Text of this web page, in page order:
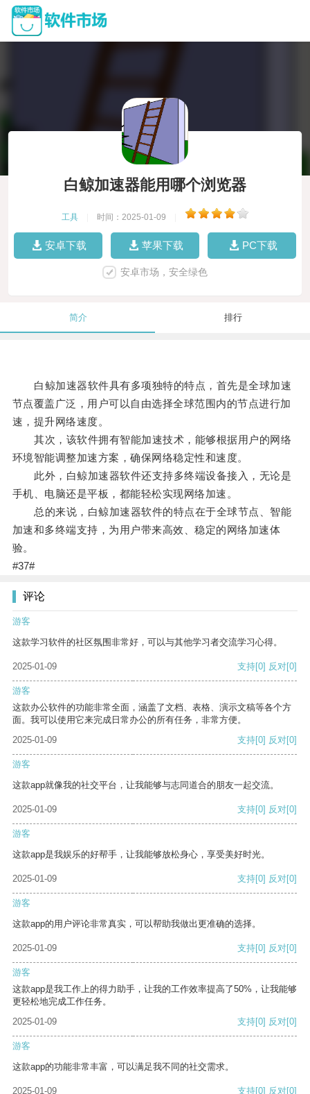
白鲸加速器能用哪个浏览器
工具 时间：2025-01-09
安卓下载 苹果下载 PC下载
安卓市场，安全绿色
简介 排行
白鲸加速器软件具有多项独特的特点，首先是全球加速
节点覆盖广泛，用户可以自由选择全球范围内的节点进行加
速，提升网络速度。
其次，该软件拥有智能加速技术，能够根据用户的网络
环境智能调整加速方案，确保网络稳定性和速度。
此外，白鲸加速器软件还支持多终端设备接入，无论是
手机、电脑还是平板，都能轻松实现网络加速。
总的来说，白鲸加速器软件的特点在于全球节点、智能
加速和多终端支持，为用户带来高效、稳定的网络加速体
验。
#37#
评论
游客
这款学习软件的社区氛围非常好，可以与其他学习者交流学习心得。
2025-01-09 支持[0] 反对[0]
游客
这款办公软件的功能非常全面，涵盖了文档、表格、演示文稿等各个方
面。我可以使用它来完成日常办公的所有任务，非常方便。
2025-01-09
支持[0] 反对[0]
游客
这款app就像我的社交平台，让我能够与志同道合的朋友一起交流。
2025-01-09 支持[0] 反对[0]
游客
这款app是我娱乐的好帮手，让我能够放松身心，享受美好时光。
2025-01-09 支持[0] 反对[0]
游客
这款app的用户评论非常真实，可以帮助我做出更准确的选择。
2025-01-09 支持[0] 反对[0]
游客
这款app是我工作上的得力助手，让我的工作效率提高了50%，让我能够
更轻松地完成工作任务。
2025-01-09
支持[0] 反对[0]
游客
这款app的功能非常丰富，可以满足我不同的社交需求。
2025-01-09 支持[0] 反对[0]